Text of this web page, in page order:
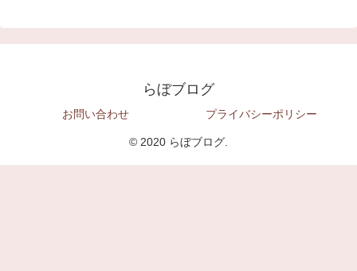
らぼブログ
お問い合わせ プライバシーポリシー
© 2020 らぼブログ.